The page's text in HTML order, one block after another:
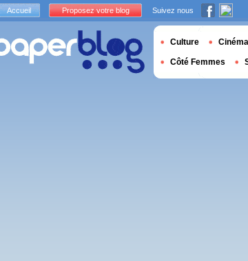
Accueil Proposez votre blog Suivez nous
Culture Cinéma
Côté Femmes